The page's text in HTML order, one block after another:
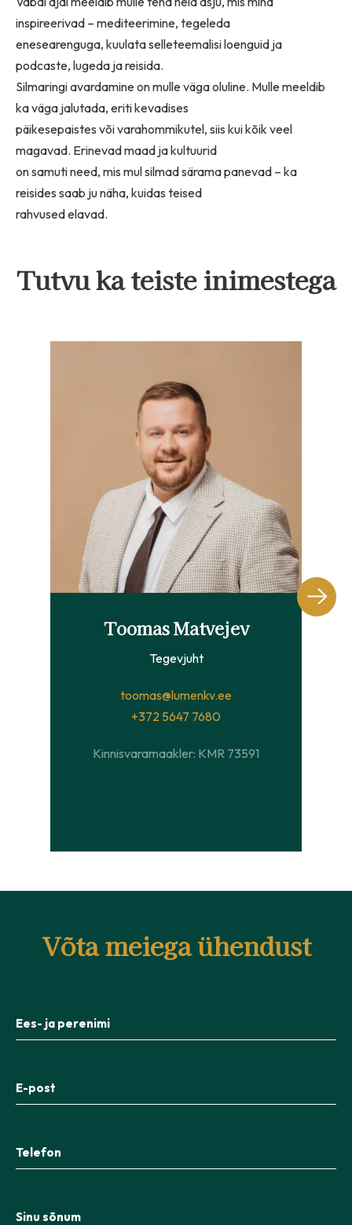
inspireerivad – mediteerimine, tegeleda
enesearenguga, kuulata selleteemalisi loenguid ja
podcaste, lugeda ja reisida.
Silmaringi avardamine on mulle väga oluline. Mulle meeldib
ka väga jalutada, eriti kevadises
päikesepaistes või varahommikutel, siis kui kõik veel
magavad. Erinevad maad ja kultuurid
on samuti need, mis mul silmad särama panevad – ka
reisides saab ju näha, kuidas teised
rahvused elavad.
Tutvu ka teiste inimestega
Toomas Matvejev
Tegevjuht
toomas@lumenkv.ee
+372 5647 7680
Kinnisvaramaakler: KMR 73591
Võta meiega ühendust
Ees- ja perenimi
E-post
Telefon
Sinu sõnum